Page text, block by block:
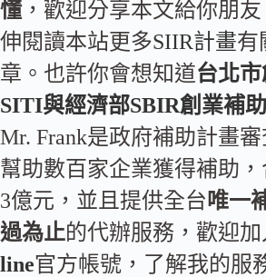
懂，歡迎分享本文給你朋
伸閱讀本站更多SIIR計畫有
章。也許你會想知道台北
SITI與經濟部SBIR創業補
Mr. Frank是政府補助計畫審
幫助數百家企業獲得補助
3億元，並且提供全台唯一
過為止的代辦服務，歡迎
line官方帳號，了解我的服